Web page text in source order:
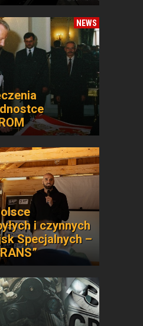
NEWS
i czynnych
Specjalnych –